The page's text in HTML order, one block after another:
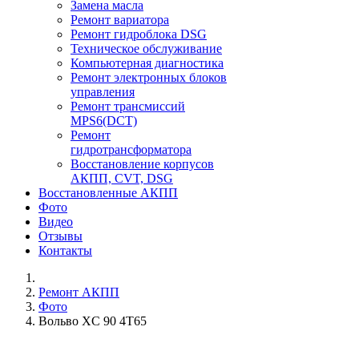
Замена масла
Ремонт вариатора
Ремонт гидроблока DSG
Техническое обслуживание
Компьютерная диагностика
Ремонт электронных блоков
управления
Ремонт трансмиссий
MPS6(DCT)
Ремонт
гидротрансформатора
Восстановление корпусов
АКПП, CVT, DSG
Восстановленные АКПП
Фото
Видео
Отзывы
Контакты
Ремонт АКПП
Фото
Вольво XC 90 4T65